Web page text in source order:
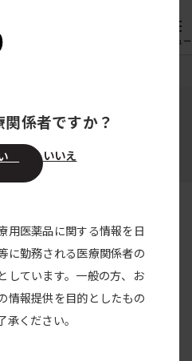
メニュー
係者ですか？
いいえ
用医薬品に関する情報を日
に勤務される医療関係者の
しています。一般の方、お
情報提供を目的としたもの
ください。